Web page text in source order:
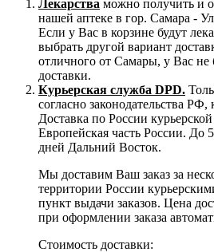
Лекарства можно получить и
нашей аптеке в гор. Самара -
Если у Вас в корзине будут
выбрать другой вариант
отличного от Самары, у Вас не
доставки.
Курьерская служба DPD.
согласно законодательства РФ,
Доставка по России
Европейская часть России. До
дней Дальний Восток.
Мы доставим Ваш заказ за
территории России
пункт выдачи заказов. Цена
при оформлении заказа
Стоимость доставки: